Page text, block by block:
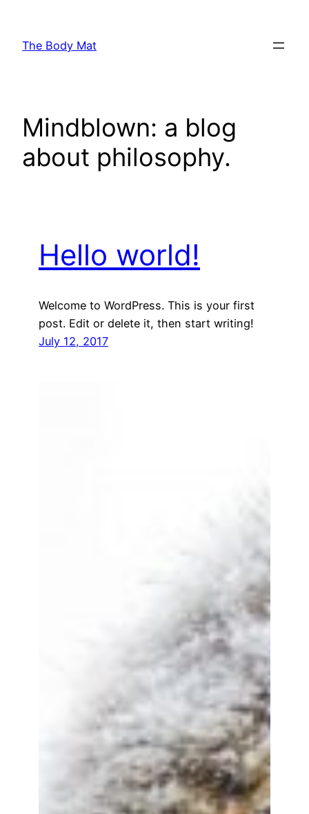
content
The Body Mat
Mindblown: a blog
about philosophy.
Hello world!
Welcome to WordPress. This is your first
post. Edit or delete it, then start writing!
July 12, 2017